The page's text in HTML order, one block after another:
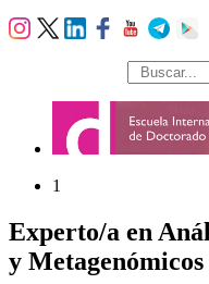
búsqueda
1
Experto/a en
y Metagenómicos